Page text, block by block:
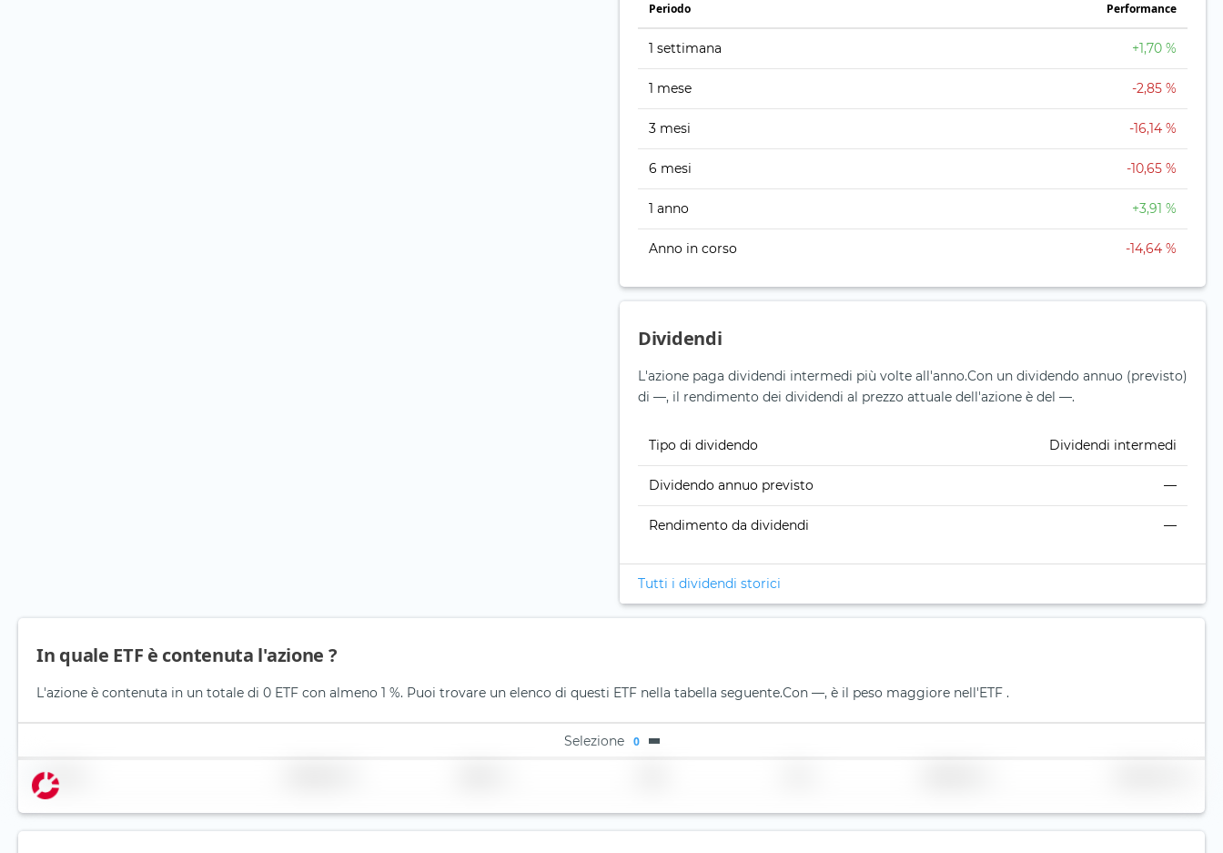
Periodo Performance
1 settimana +1,70 %
1 mese -2,85 %
3 mesi -16,14 %
6 mesi -10,65 %
1 anno +3,91 %
Anno in corso -14,64 %
Dividendi
L'azione paga dividendi intermedi più volte all'anno.Con un dividendo annuo (previsto)
di —, il rendimento dei dividendi al prezzo attuale dell'azione è del —.
Tipo di dividendo Dividendi intermedi
Dividendo annuo previsto —
Rendimento da dividendi —
Tutti i dividendi storici
In quale ETF è contenuta l'azione ?
L'azione è contenuta in un totale di 0 ETF con almeno 1 %. Puoi trovare un elenco di questi ETF nella tabella seguente.Con —, è il peso maggiore nell'ETF .
Selezione 0
Nome